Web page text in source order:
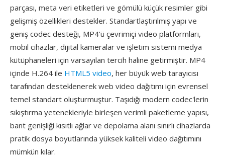
parçası, meta veri etiketleri ve gömülü küçük resimler gibi
gelişmiş özellikleri destekler. Standartlaştırılmış yapı ve
geniş codec desteği, MP4'ü çevrimiçi video platformları,
mobil cihazlar, dijital kameralar ve işletim sistemi medya
kütüphaneleri için varsayılan tercih haline getirmiştir. MP4
içinde H.264 ile HTML5 video, her büyük web tarayıcısı
tarafından desteklenerek web video dağıtımı için evrensel
temel standart oluşturmuştur. Taşıdığı modern codec'lerin
sıkıştırma yetenekleriyle birleşen verimli paketleme yapısı,
bant genişliği kısıtlı ağlar ve depolama alanı sınırlı cihazlarda
pratik dosya boyutlarında yüksek kaliteli video dağıtımını
mümkün kılar.